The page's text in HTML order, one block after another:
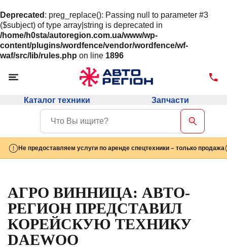
Deprecated : preg_replace(): Passing null to parameter #3
($subject) of type array|string is deprecated in
/home/h0sta/autoregion.com.ua/www/wp-
content/plugins/wordfence/vendor/wordfence/wf-
waf/src/lib/rules.php on line 1896
Каталог техники Запчасти
Не предоставляем услуги по аренде спецтехники – только продажа
АГРО ВИННИЦА: АВТО-
РЕГИОН ПРЕДСТАВИЛ
КОРЕЙСКУЮ ТЕХНИКУ
DAEWOO